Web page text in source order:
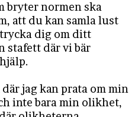
bryter normen ska
att du kan samla lust
dig om ditt
stafett där vi bär
jag kan prata om min
inte bara min olikhet,